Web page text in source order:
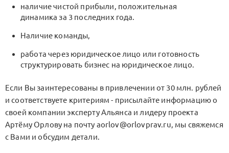
наличие чистой прибыли, положительная
динамика за 3 последних года.
Наличие команды,
работа через юридическое лицо или готовность
структурировать бизнес на юридическое лицо.
Если Вы заинтересованы в привлечении от 30 млн. рублей
и соответствуете критериям - присылайте информацию о
своей компании эксперту Альянса и лидеру проекта
Артёму Орлову на почту aorlov@orlovprav.ru, мы свяжемся
с Вами и обсудим детали.